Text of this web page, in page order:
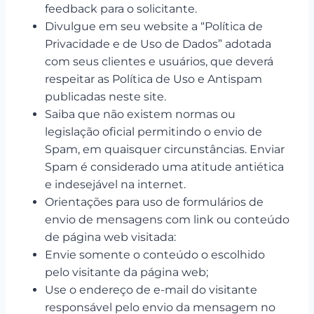
feedback para o solicitante.
Divulgue em seu website a “Política de
Privacidade e de Uso de Dados” adotada
com seus clientes e usuários, que deverá
respeitar as Política de Uso e Antispam
publicadas neste site.
Saiba que não existem normas ou
legislação oficial permitindo o envio de
Spam, em quaisquer circunstâncias. Enviar
Spam é considerado uma atitude antiética
e indesejável na internet.
Orientações para uso de formulários de
envio de mensagens com link ou conteúdo
de página web visitada:
Envie somente o conteúdo o escolhido
pelo visitante da página web;
Use o endereço de e-mail do visitante
responsável pelo envio da mensagem no